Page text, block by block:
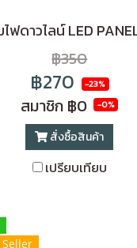
฿350
฿270 -23%
สมาชิก ฿0 -0%
สั่งซื้อสินค้า
เปรียบเทียบ